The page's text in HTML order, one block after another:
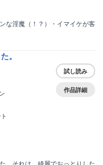
な淫魔（！？）・イマイケが客
。
試し読み
作品詳細